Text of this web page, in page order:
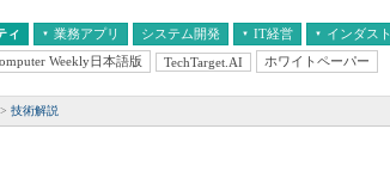
ィ 業務アプリ システム開発 IT経営
経営とIT
中堅・中小企業とIT
インダス
医療IT
Weekly日本語版 TechTarget.AI ホワイトペーパー
技術解説